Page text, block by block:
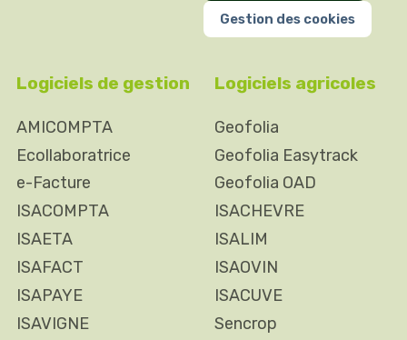
Gestion des cookies
Logiciels de gestion
AMICOMPTA
Ecollaboratrice
e-Facture
ISACOMPTA
ISAETA
ISAFACT
ISAPAYE
ISAVIGNE
Logiciels agricoles
Geofolia
Geofolia Easytrack
Geofolia OAD
ISACHEVRE
ISALIM
ISAOVIN
ISACUVE
Sencrop